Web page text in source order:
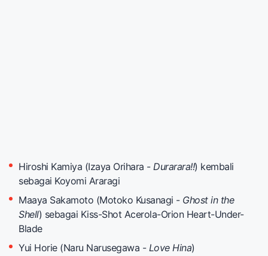
Hiroshi Kamiya (Izaya Orihara - Durarara!!) kembali
sebagai Koyomi Araragi
Maaya Sakamoto (Motoko Kusanagi - Ghost in the
Shell) sebagai Kiss-Shot Acerola-Orion Heart-Under-
Blade
Yui Horie (Naru Narusegawa - Love Hina)